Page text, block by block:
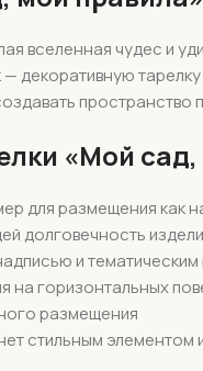
вселенная чудес и
декоративную
пространство
«Мой
для размещения как
долговечность
и
на горизонтальных
размещения
стильным элементом